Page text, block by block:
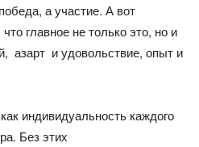
а участие. А вот
главное не только это, но и
азарт и удовольствие, опыт и
индивидуальность каждого
Без этих